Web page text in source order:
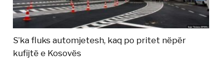
S’ka fluks automjetesh, kaq po pritet nëpër
kufijtë e Kosovës